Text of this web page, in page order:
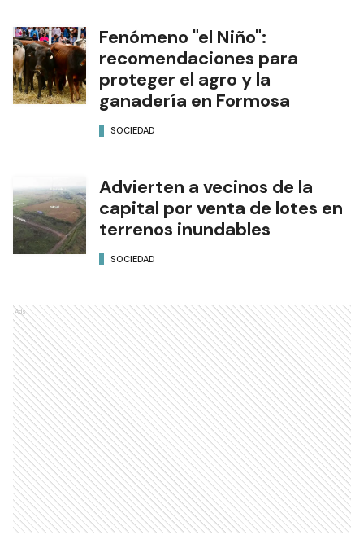
Fenómeno "el Niño":
recomendaciones para
proteger el agro y la
ganadería en Formosa
SOCIEDAD
Advierten a vecinos de la
capital por venta de lotes en
terrenos inundables
SOCIEDAD
Ads